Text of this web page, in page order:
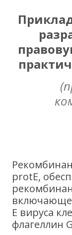
protE,
Е вируса
флагеллин G